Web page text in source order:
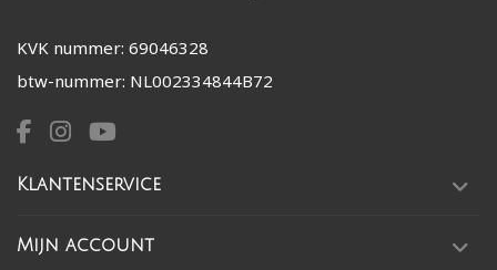
KVK nummer: 69046328
btw-nummer: NL002334844B72
Klantenservice
Mijn account